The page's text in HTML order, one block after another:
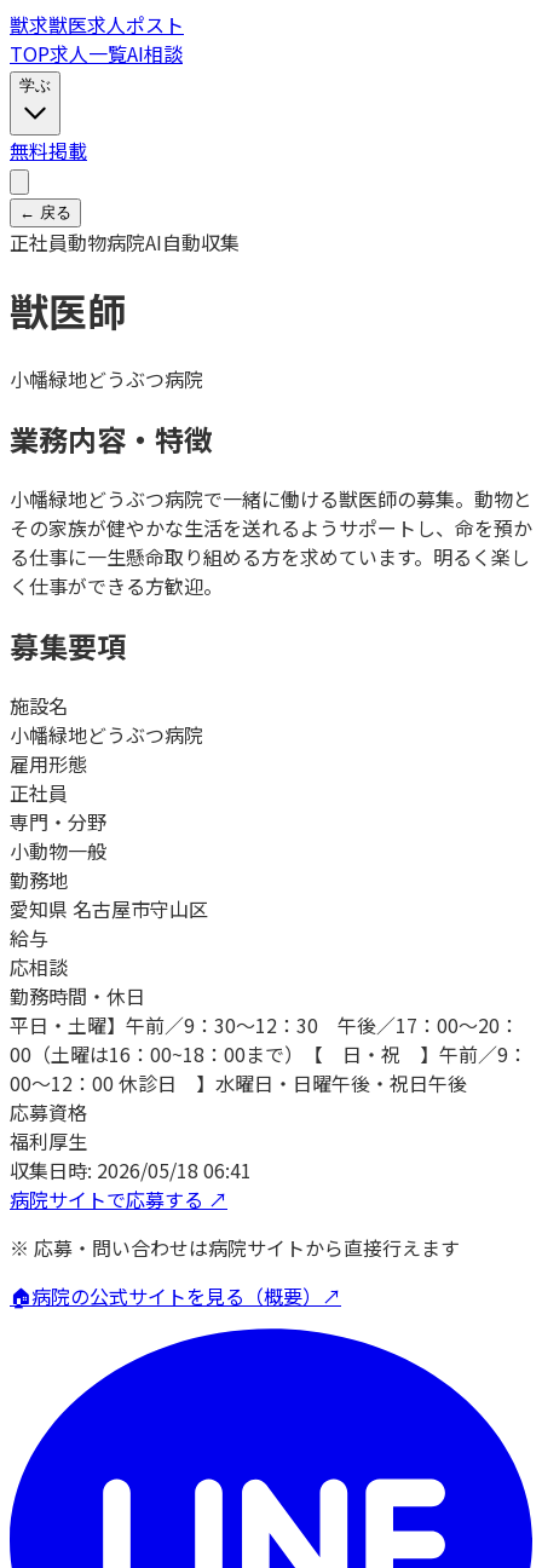
獣求獣医求人ポスト
TOP求人一覧AI相談
学ぶ
無料掲載
← 戻る
正社員動物病院AI自動収集
獣医師
小幡緑地どうぶつ病院
業務内容・特徴
小幡緑地どうぶつ病院で一緒に働ける獣医師の募集。動物と
その家族が健やかな生活を送れるようサポートし、命を預か
る仕事に一生懸命取り組める方を求めています。明るく楽し
く仕事ができる方歓迎。
募集要項
施設名
小幡緑地どうぶつ病院
雇用形態
正社員
専門・分野
小動物一般
勤務地
愛知県 名古屋市守山区
給与
応相談
勤務時間・休日
平日・土曜】午前／9：30～12：30 午後／17：00～20：
00（土曜は16：00~18：00まで）【 日・祝 】午前／9：
00～12：00 休診日 】水曜日・日曜午後・祝日午後
応募資格
福利厚生
収集日時: 2026/05/18 06:41
病院サイトで応募する ↗
※ 応募・問い合わせは病院サイトから直接行えます
🏠病院の公式サイトを見る（概要）↗